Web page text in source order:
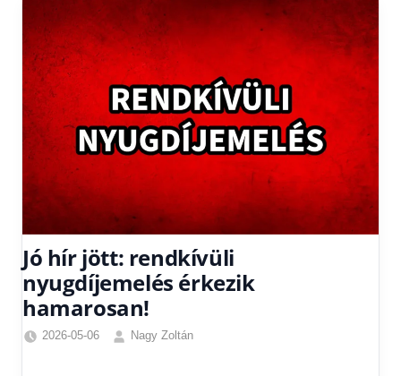
Jó hír jött: rendkívüli
nyugdíjemelés érkezik
hamarosan!
2026-05-06
Nagy Zoltán